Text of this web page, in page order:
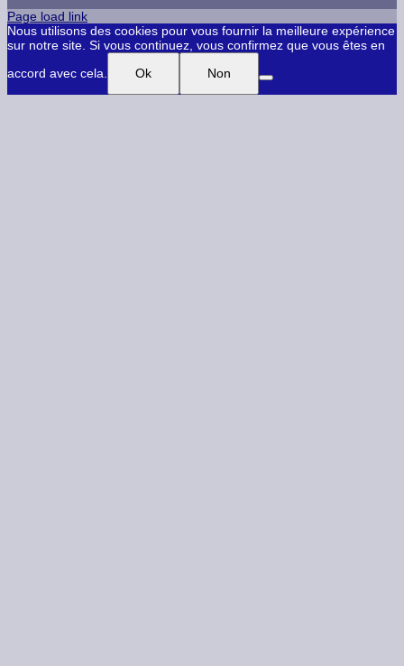
Page load link
Nous utilisons des cookies pour vous fournir la meilleure expérience
sur notre site. Si vous continuez, vous confirmez que vous êtes en
accord avec cela.
Ok Non